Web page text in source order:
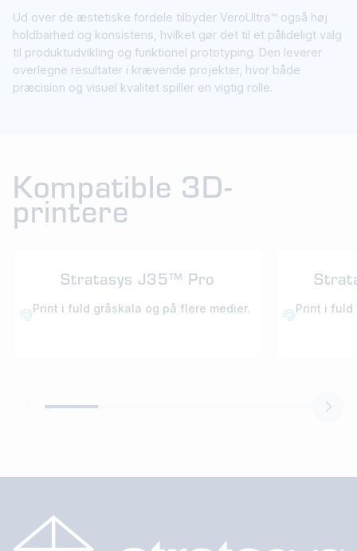
Ud over de æstetiske fordele tilbyder VeroUltra™ også høj
holdbarhed og konsistens, hvilket gør det til et pålideligt valg
til produktudvikling og funktionel prototyping. Den leverer
overlegne resultater i krævende projekter, hvor både
præcision og visuel kvalitet spiller en vigtig rolle.
Kompatible 3D-
printere
Stratasys J35™ Pro
Print i fuld gråskala og på flere medier. Print i fuld